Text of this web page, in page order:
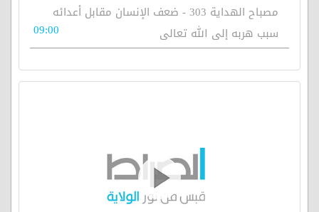
مصباح الهداية 303 - ضعف الإنسان مقابل أعدائه
سبب هربه إلى الله تعالى
09:00